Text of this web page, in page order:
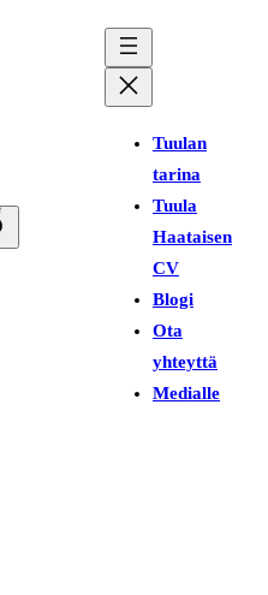
Tuulan
tarina
Tuula
Haataisen
CV
Blogi
Ota
yhteyttä
Medialle